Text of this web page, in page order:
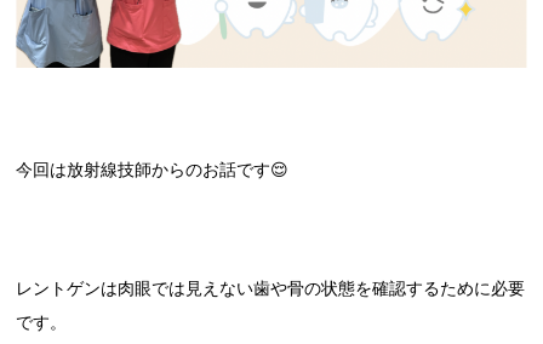
今回は放射線技師からのお話です😌
レントゲンは肉眼では見えない歯や骨の状態を確認するために必要
です。